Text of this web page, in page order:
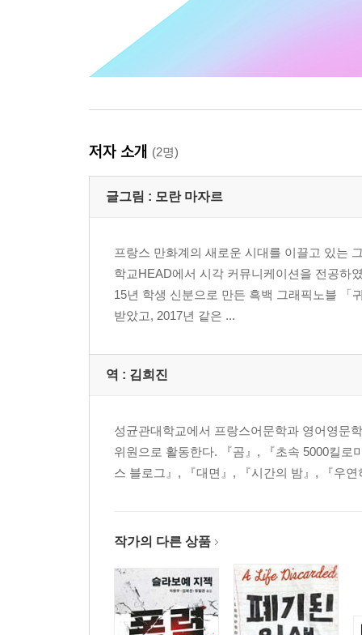
저자 소개 (2명)
글그림 : 모란 마자르
프랑스 만화계의 새로운 시대를 이끌고 있는
학교HEAD에서 시각 커뮤니케이션을 전공하
15년 학생 신분으로 만든 흑백 그래픽노블 「
받았고, 2017년 같은 ...
역 : 김희진
성균관대학교에서 프랑스어문학과 영어영문
위원으로 활동한다. 『곰』, 『초속 5000킬
스 블로그』, 『대면』, 『시간의 밤』, 『우
작가의 다른 상품